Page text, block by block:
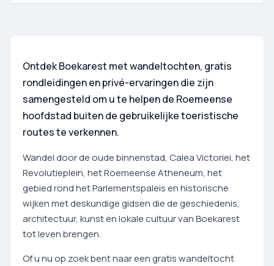
Ontdek Boekarest met wandeltochten, gratis
rondleidingen en privé-ervaringen die zijn
samengesteld om u te helpen de Roemeense
hoofdstad buiten de gebruikelijke toeristische
routes te verkennen.
Wandel door de oude binnenstad, Calea Victoriei, het
Revolutieplein, het Roemeense Atheneum, het
gebied rond het Parlementspaleis en historische
wijken met deskundige gidsen die de geschiedenis,
architectuur, kunst en lokale cultuur van Boekarest
tot leven brengen.
Of u nu op zoek bent naar een gratis wandeltocht